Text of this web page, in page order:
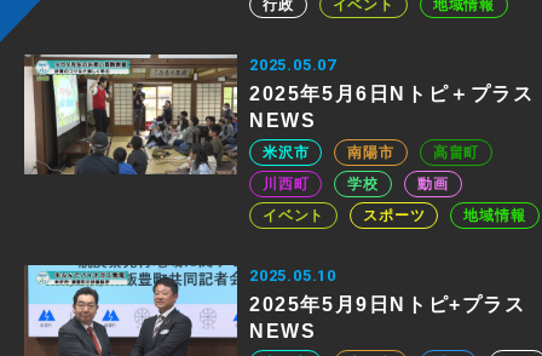
行政
イベント 地域情報
2025.05.07
2025年5月6日Nトピ＋プラス
NEWS
米沢市 南陽市
高畠町
川西町
学校
動画
イベント
スポーツ 地域情報
2025.05.10
2025年5月9日Nトピ+プラス
NEWS